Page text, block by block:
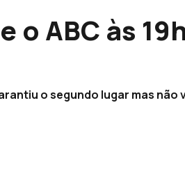
o ABC às
o segundo lugar mas não